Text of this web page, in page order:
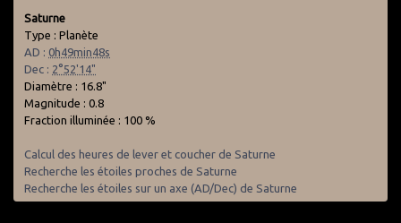
Saturne
Type : Planète
AD : 0h49min48s
Dec : 2°52'14"
Diamètre : 16.8"
Magnitude : 0.8
Fraction illuminée : 100 %
Calcul des heures de lever et coucher de Saturne
Recherche les étoiles proches de Saturne
Recherche les étoiles sur un axe (AD/Dec) de Saturne